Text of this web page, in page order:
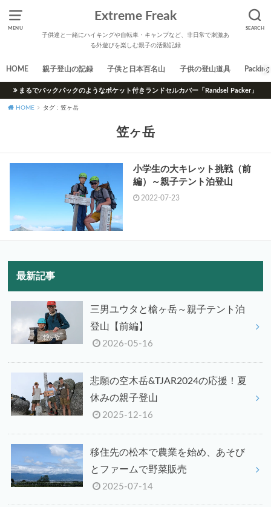
MENU SEARCH
Extreme Freak
子供達と一緒にハイキングや自転車・キャンプなど、非日常で刺激あ
る外遊びを楽しむ親子の活動記録
HOME 親子登山の記録 子供と日本百名山 子供の登山道具 Packing
まるでバックパックのようなポケット付きランドセルカバー「Randsel Packer」
HOME タグ : 笠ヶ岳
笠ヶ岳
小学生の大キレット挑戦（前
編）～親子テント泊登山
2022-07-23
最新記事
三男ユウタと槍ヶ岳～親子テント泊
登山【前編】
2026-05-16
悲願の空木岳&TJAR2024の応援！夏
休みの親子登山
2025-12-16
移住先の松本で農業を始め、あそび
とファームで野菜販売
2025-07-14